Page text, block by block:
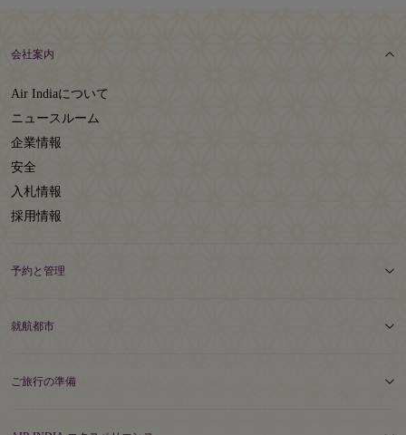
会社案内
Air Indiaについて
ニュースルーム
企業情報
安全
入札情報
採用情報
予約と管理
就航都市
ご旅行の準備